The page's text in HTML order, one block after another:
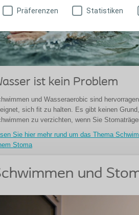
Präferenzen Statistiken
ist kein Problem
und Wasseraerobic sind
sich fit zu halten. Es gibt keinen
zu verzichten, wenn Sie
Sie hier mehr rund um das Thema
Stoma
und